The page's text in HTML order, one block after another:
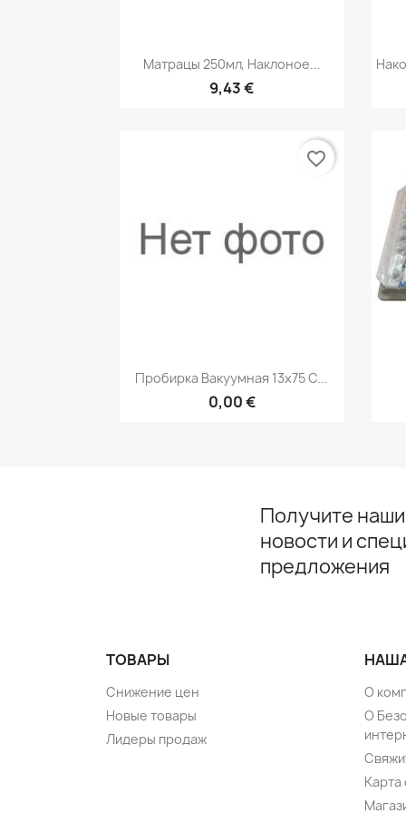
Быстрый просмотр
Матрацы 250мл, Наклоное...
9,43 €
Быстрый просмотр
Пробирка Вакуумная 13х75 С...
0,00 €
favorite_border
Получите
новости и
предложения
ТОВАРЫ
Снижение цен
Новые товары
Лидеры продаж
О
О
Карта